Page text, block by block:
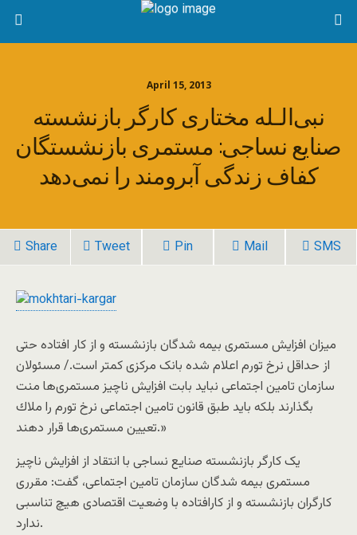
April 15, 2013
نبی‌الـله مختاری كارگر بازنشسته
صنایع نساجی: مستمری بازنشستگان
كفاف زندگی آبرومند را نمی‌دهد
Share Tweet Pin Mail SMS
میزان افزایش مستمری بیمه شدگان بازنشسته و از کار افتاده حتی
از حداقل نرخ تورم اعلام شده بانک مرکزی کمتر است./ مسئولان
سازمان تامین اجتماعی نباید بابت افزایش ناچیز مستمری‌ها منت
بگذارند بلكه باید طبق قانون تامین اجتماعی نرخ تورم را ملاك
تعیین مستمری‌ها قرار دهند.»
یک کارگر بازنشسته صنایع نساجی با انتقاد از افزایش ناچیز
مستمری‌ بیمه شدگان سازمان تامین اجتماعی، گفت: مقرری
کارگران بازنشسته و از کارافتاده با وضعیت اقتصادی هیچ تناسبی
ندارد.